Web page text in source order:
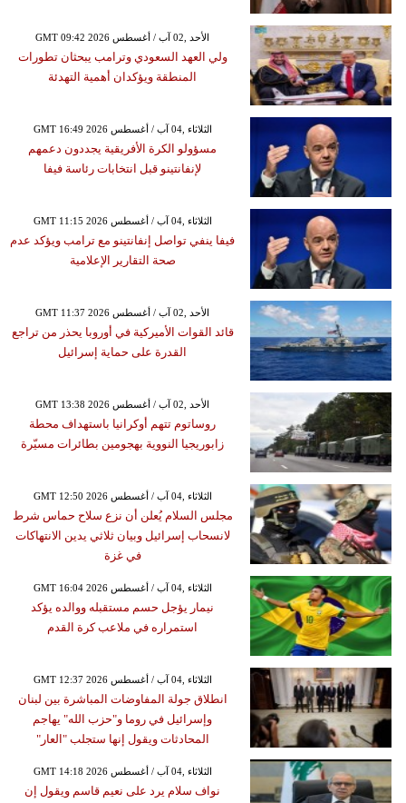
GMT 09:42 2026 الأحد ,02 آب / أغسطس
ولي العهد السعودي وترامب يبحثان تطورات
المنطقة ويؤكدان أهمية التهدئة
GMT 16:49 2026 الثلاثاء ,04 آب / أغسطس
مسؤولو الكرة الأفريقية يجددون دعمهم
لإنفانتينو قبل انتخابات رئاسة فيفا
GMT 11:15 2026 الثلاثاء ,04 آب / أغسطس
فيفا ينفي تواصل إنفانتينو مع ترامب ويؤكد عدم
صحة التقارير الإعلامية
GMT 11:37 2026 الأحد ,02 آب / أغسطس
قائد القوات الأميركية في أوروبا يحذر من تراجع
القدرة على حماية إسرائيل
GMT 13:38 2026 الأحد ,02 آب / أغسطس
روساتوم تتهم أوكرانيا باستهداف محطة
زابوريجيا النووية بهجومين بطائرات مسيّرة
GMT 12:50 2026 الثلاثاء ,04 آب / أغسطس
مجلس السلام يُعلن أن نزع سلاح حماس شرط
لانسحاب إسرائيل وبيان ثلاثي يدين الانتهاكات
في غزة
GMT 16:04 2026 الثلاثاء ,04 آب / أغسطس
نيمار يؤجل حسم مستقبله ووالده يؤكد
استمراره في ملاعب كرة القدم
GMT 12:37 2026 الثلاثاء ,04 آب / أغسطس
انطلاق جولة المفاوضات المباشرة بين لبنان
وإسرائيل في روما و"حزب الله" يهاجم
المحادثات ويقول إنها ستجلب "العار"
GMT 14:18 2026 الثلاثاء ,04 آب / أغسطس
نواف سلام يرد على نعيم قاسم ويقول إن